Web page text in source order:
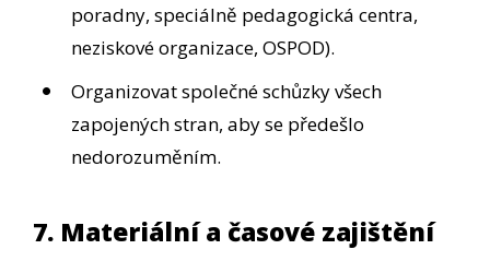
poradny, speciálně pedagogická centra,
neziskové organizace, OSPOD).
Organizovat společné schůzky všech
zapojených stran, aby se předešlo
nedorozuměním.
7. Materiální a časové zajištění